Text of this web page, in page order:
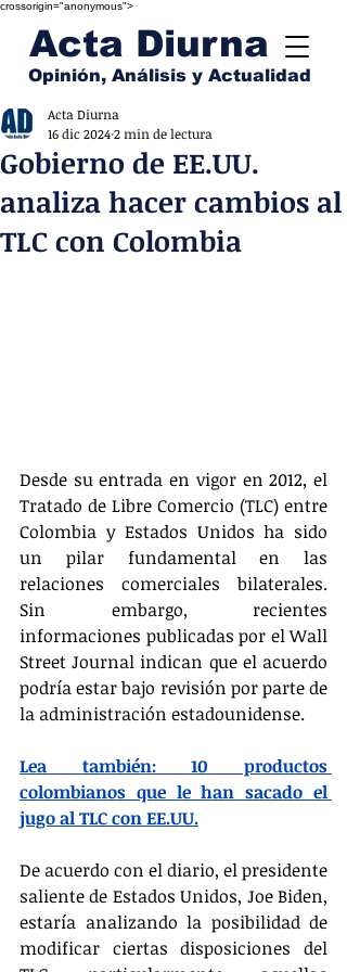
crossorigin="anonymous">
Acta Diurna
Opinión, Análisis y Actualidad
Gobierno de EE.UU.
analiza hacer cambios al
TLC con Colombia
Acta Diurna
16 dic 20242 min de lectura
Desde su entrada en vigor en 2012, el
Tratado de Libre Comercio (TLC) entre
Colombia y Estados Unidos ha sido
un pilar fundamental en las
relaciones comerciales bilaterales.
Sin embargo, recientes
informaciones publicadas por el Wall
Street Journal indican que el acuerdo
podría estar bajo revisión por parte de
la administración estadounidense.
Lea también: 10 productos
colombianos que le han sacado el
jugo al TLC con EE.UU.
De acuerdo con el diario, el presidente
saliente de Estados Unidos, Joe Biden,
estaría analizando la posibilidad de
modificar ciertas disposiciones del